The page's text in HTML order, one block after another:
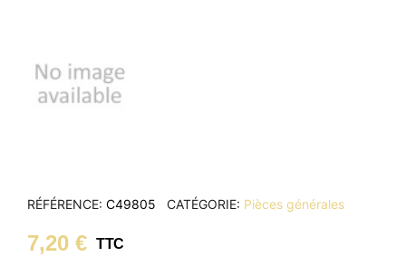
RÉFÉRENCE C49805 CATÉGORIE Pièces générales
7,20 € TTC